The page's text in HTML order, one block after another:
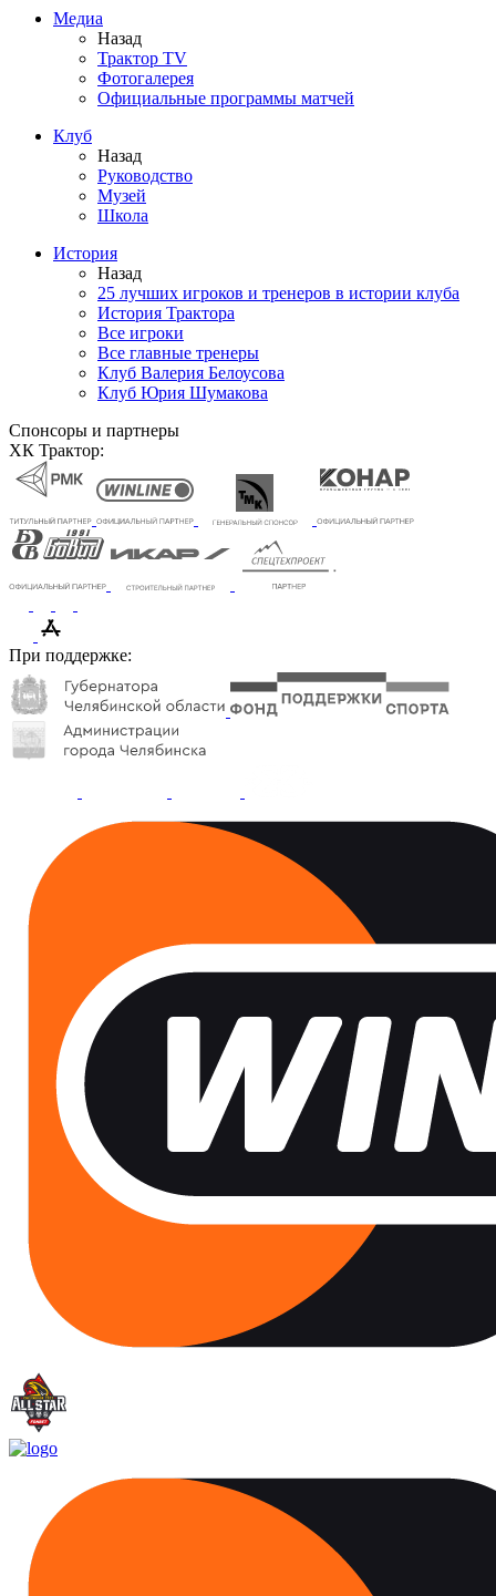
Медиа
Назад
Трактор TV
Фотогалерея
Официальные программы матчей
Клуб
Назад
Руководство
Музей
Школа
История
Назад
25 лучших игроков и тренеров в истории клуба
История Трактора
Все игроки
Все главные тренеры
Клуб Валерия Белоусова
Клуб Юрия Шумакова
Спонсоры и партнеры
ХК Трактор:
При поддержке: